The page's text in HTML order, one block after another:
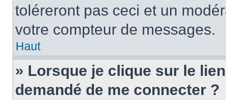
toléreront pas ceci et un
votre compteur de messages.
Haut
» Lorsque je clique sur le
demandé de me connecter ?